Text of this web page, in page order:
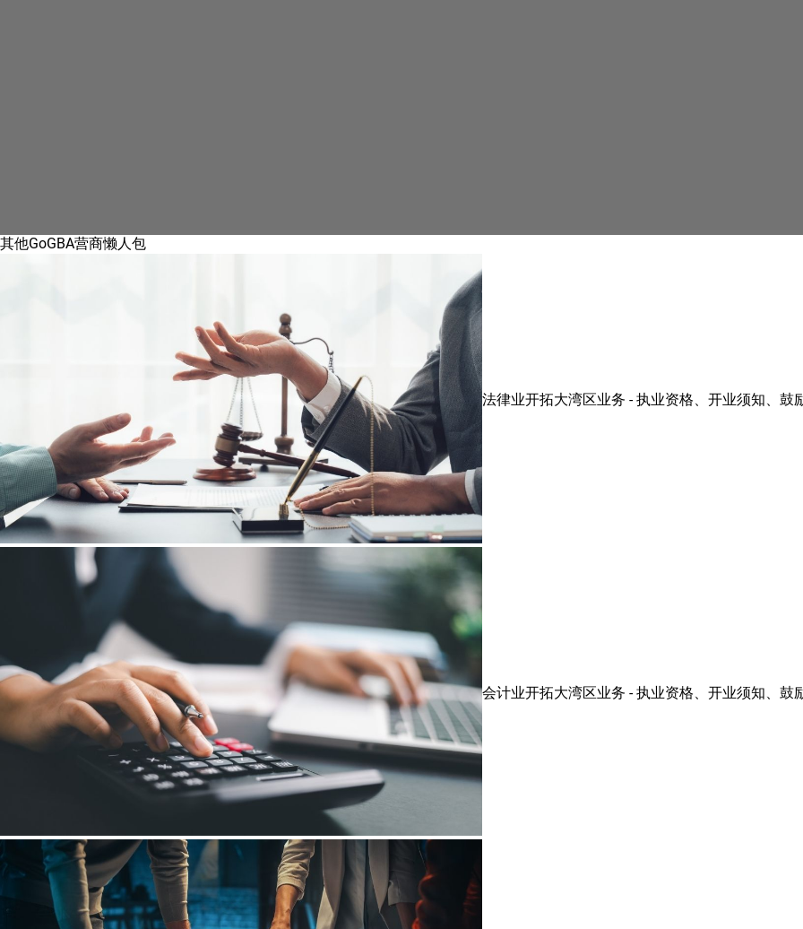
其他GoGBA营商懒人包
法律业开拓大湾区业务 - 执业资格、开业须知、鼓
会计业开拓大湾区业务 - 执业资格、开业须知、鼓